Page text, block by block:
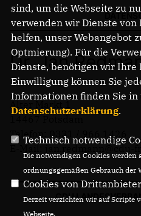
Dr. Jan
Alter Markt 1
Telefon: 0331 / 966 1426
E-Mail: jan.redmann@cdu-
CDU
sind, um die Webseite zu
verwenden wir Dienste
helfen, unser Webangebot
Optmierung). Für die
Dienste, benötigen wir
Einwilligung können Sie
Informationen finden Sie in
Datenschutzerklärung.
Technisch notwendige
Die notwendigen Cookies werden
ordnungsgemäßen Gebrauch der
Cookies von
Derzeit verzichten wir auf Scripte
Webseite.